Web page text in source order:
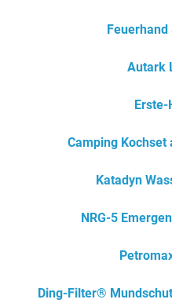
Autark
Camping
Katadyn
NRG-5
Ding-Filter®